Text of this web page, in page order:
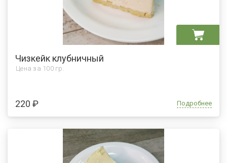
Чизкейк клубничный
Цена за 100 гр.
220 ₽ Подробнее